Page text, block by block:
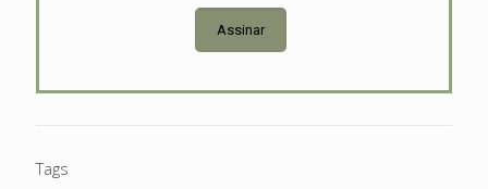
Assinar
Tags